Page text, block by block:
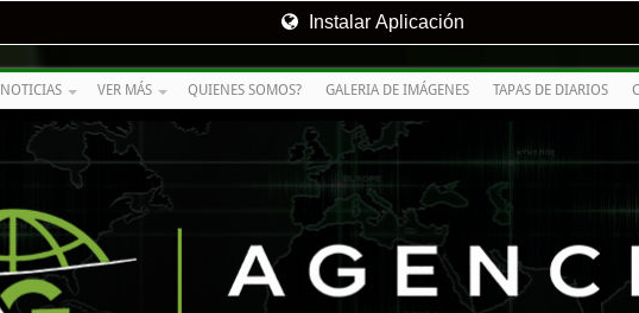
Instalar Aplicación
NOTICIAS VER MÁS QUIENES SOMOS? GALERIA DE IMÁGENES TAPAS DE DIARIOS